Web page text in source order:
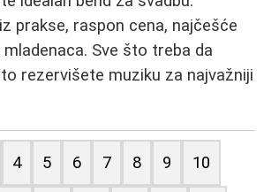
prakse, raspon cena, najčešće
Sve što treba da
rezervišete muziku za najvažniji
4 5 6 7 8 9 10